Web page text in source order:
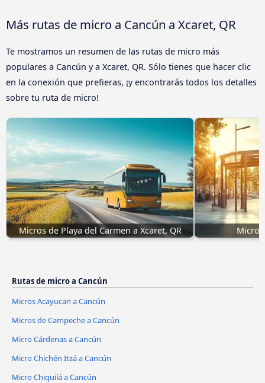
Más rutas de micro a Cancún a Xcaret, QR
Te mostramos un resumen de las rutas de micro más
populares a Cancún y a Xcaret, QR. Sólo tienes que hacer clic
en la conexión que prefieras, ¡y encontrarás todos los detalles
sobre tu ruta de micro!
Micros de Playa del Carmen a Xcaret, QR
Rutas de micro a Cancún
Micros Acayucan a Cancún
Micros de Campeche a Cancún
Micro Cárdenas a Cancún
Micro Chichén Itzá a Cancún
Micro Chiquilá a Cancún